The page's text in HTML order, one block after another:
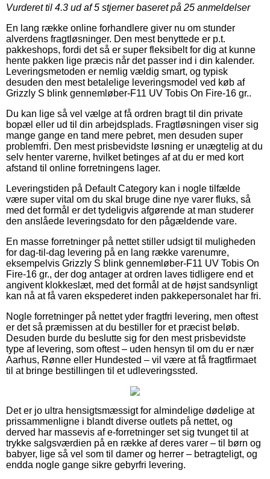
Vurderet til 4.3 ud af 5 stjerner baseret på 25 anmeldelser
En lang række online forhandlere giver nu om stunder
alverdens fragtløsninger. Den mest benyttede er p.t.
pakkeshops, fordi det så er super fleksibelt for dig at kunne
hente pakken lige præcis når det passer ind i din kalender.
Leveringsmetoden er nemlig vældig smart, og typisk
desuden den mest betalelige leveringsmodel ved køb af
Grizzly S blink gennemløber-F11 UV Tobis On Fire-16 gr..
Du kan lige så vel vælge at få ordren bragt til din private
bopæl eller ud til din arbejdsplads. Fragtløsningen viser sig
mange gange en tand mere pebret, men desuden super
problemfri. Den mest prisbevidste løsning er unægtelig at du
selv henter varerne, hvilket betinges af at du er med kort
afstand til online forretningens lager.
Leveringstiden på Default Category kan i nogle tilfælde
være super vital om du skal bruge dine nye varer fluks, så
med det formål er det tydeligvis afgørende at man studerer
den anslåede leveringsdato for den pågældende vare.
En masse forretninger på nettet stiller udsigt til muligheden
for dag-til-dag levering på en lang række varenumre,
eksempelvis Grizzly S blink gennemløber-F11 UV Tobis On
Fire-16 gr., der dog antager at ordren laves tidligere end et
angivent klokkeslæt, med det formål at de højst sandsynligt
kan nå at få varen ekspederet inden pakkepersonalet har fri.
Nogle forretninger på nettet yder fragtfri levering, men oftest
er det så præmissen at du bestiller for et præcist beløb.
Desuden burde du beslutte sig for den mest prisbevidste
type af levering, som oftest – uden hensyn til om du er nær
Aarhus, Rønne eller Hundested – vil være at få fragtfirmaet
til at bringe bestillingen til et udleveringssted.
Det er jo ultra hensigtsmæssigt for almindelige dødelige at
prissammenligne i blandt diverse outlets på nettet, og
derved har massevis af e-forretninger set sig tvunget til at
trykke salgsværdien på en række af deres varer – til børn og
babyer, lige så vel som til damer og herrer – betragteligt, og
endda nogle gange sikre gebyrfri levering.